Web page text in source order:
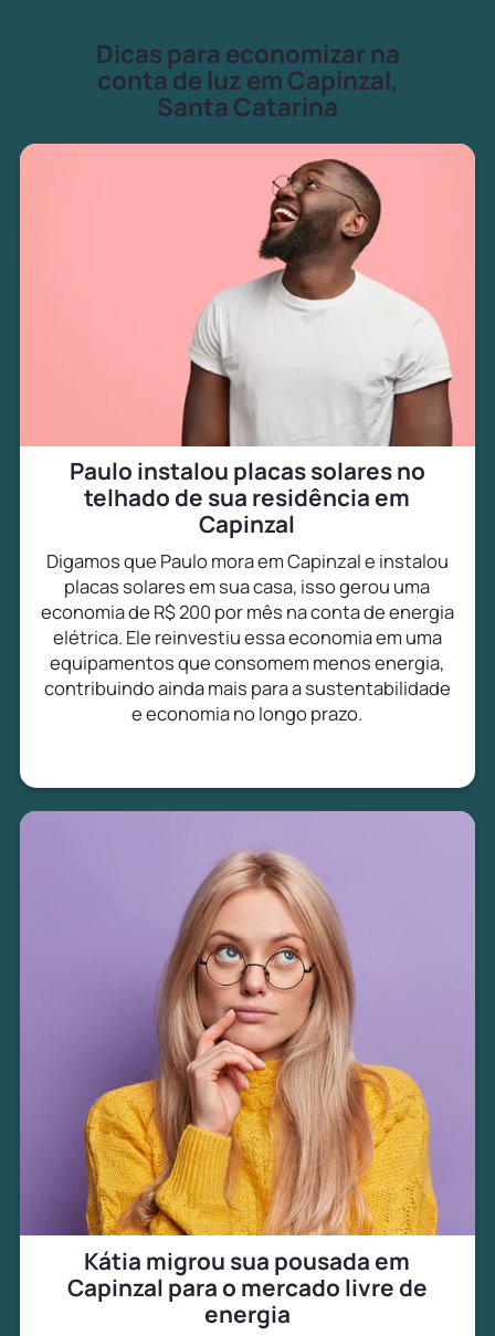
Dicas para economizar na
conta de luz em Capinzal,
Santa Catarina
Paulo instalou placas solares no
telhado de sua residência em
Capinzal
Digamos que Paulo mora em Capinzal e instalou
placas solares em sua casa, isso gerou uma
economia de R$ 200 por mês na conta de energia
elétrica. Ele reinvestiu essa economia em uma
equipamentos que consomem menos energia,
contribuindo ainda mais para a sustentabilidade
e economia no longo prazo.
Kátia migrou sua pousada em
Capinzal para o mercado livre de
energia